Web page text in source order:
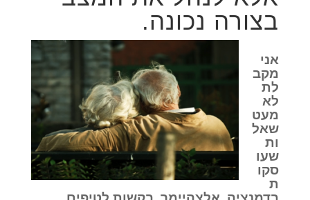
בצורה נכונה.
אני
מקב
לת
לא
מעט
שאל
ות
שעו
סקו
ת